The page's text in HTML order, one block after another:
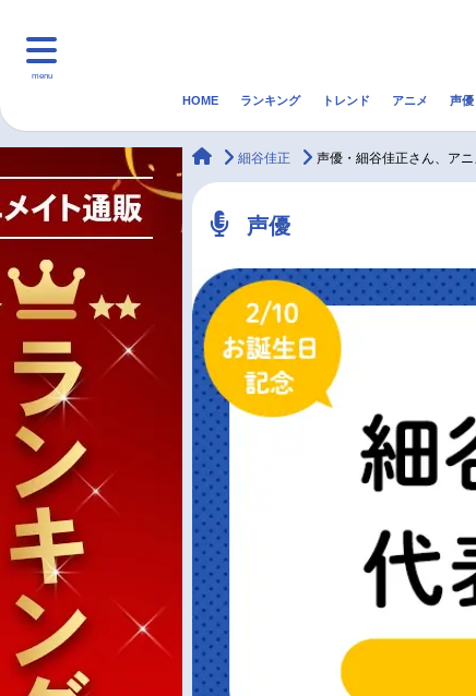
menu
マンガ・ラノベ ゲーム・アプリ
最新記事一覧
HOME ランキング トレンド アニメ 声優
animateTimes
細谷佳正 声優・細谷佳正さん、ア
声優